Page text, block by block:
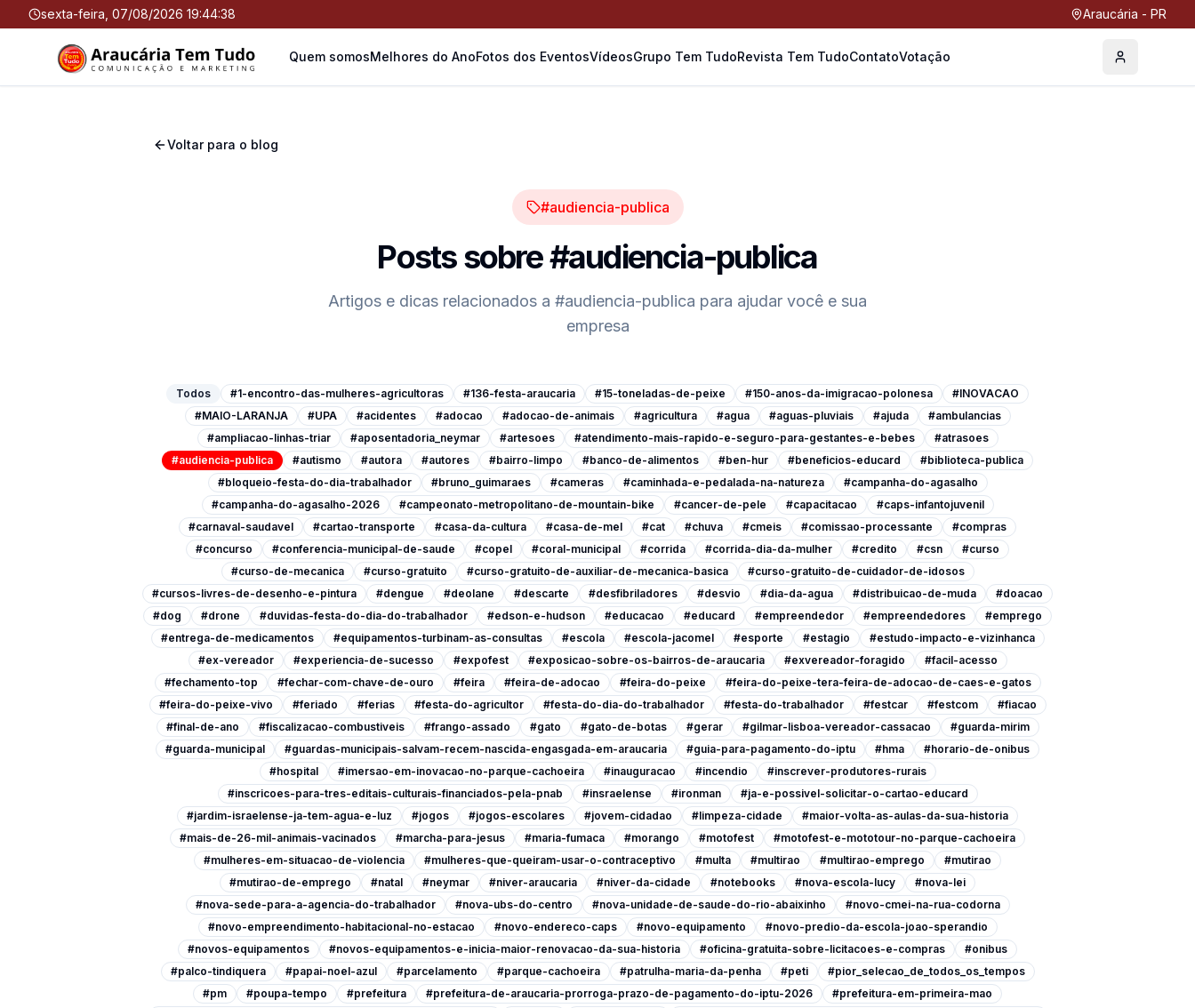
sexta-feira, 07/08/2026 19:44:39 Araucária - PR
Quem somosMelhores do AnoFotos dos EventosVídeosGrupo Tem TudoRevista Tem TudoContatoVotação Perfil
Voltar para o blog
#audiencia-publica
Posts sobre#audiencia-publica
Artigos e dicas relacionados a #audiencia-publica para ajudar você e sua
empresa
Todos #1-encontro-das-mulheres-agricultoras #136-festa-araucaria #15-toneladas-de-peixe #150-anos-da-imigracao-polonesa
#INOVACAO
#MAIO-LARANJA
#UPA #acidentes #adocao #adocao-de-animais #agricultura #agua #aguas-pluviais #ajuda
#ambulancias
#ampliacao-linhas-triar
#aposentadoria_neymar #artesoes #atendimento-mais-rapido-e-seguro-para-gestantes-e-bebes
#atrasoes
#audiencia-publica
#autismo #autora #autores #bairro-limpo #banco-de-alimentos #ben-hur #beneficios-educard
#biblioteca-publica
#bloqueio-festa-do-dia-trabalhador
#bruno_guimaraes #cameras #caminhada-e-pedalada-na-natureza
#campanha-do-agasalho
#campanha-do-agasalho-2026
#campeonato-metropolitano-de-mountain-bike #cancer-de-pele #capacitacao
#caps-infantojuvenil
#carnaval-saudavel
#cartao-transporte #casa-da-cultura #casa-de-mel #cat #chuva #cmeis #comissao-processante
#compras
#concurso
#conferencia-municipal-de-saude #copel #coral-municipal #corrida #corrida-dia-da-mulher #credito #csn
#curso
#curso-de-mecanica
#curso-gratuito #curso-gratuito-de-auxiliar-de-mecanica-basica
#curso-gratuito-de-cuidador-de-idosos
#cursos-livres-de-desenho-e-pintura
#dengue #deolane #descarte #desfibriladores #desvio #dia-da-agua #distribuicao-de-muda
#doacao
#dog
#drone #duvidas-festa-do-dia-do-trabalhador #edson-e-hudson #educacao #educard #empreendedor #empreendedores
#emprego
#entrega-de-medicamentos
#equipamentos-turbinam-as-consultas #escola #escola-jacomel #esporte #estagio
#estudo-impacto-e-vizinhanca
#ex-vereador
#experiencia-de-sucesso #expofest #exposicao-sobre-os-bairros-de-araucaria #exvereador-foragido
#facil-acesso
#fechamento-top
#fechar-com-chave-de-ouro #feira #feira-de-adocao #feira-do-peixe
#feira-do-peixe-tera-feira-de-adocao-de-caes-e-gatos
#feira-do-peixe-vivo
#feriado #ferias #festa-do-agricultor #festa-do-dia-do-trabalhador #festa-do-trabalhador #festcar #festcom
#fiacao
#final-de-ano
#fiscalizacao-combustiveis #frango-assado #gato #gato-de-botas #gerar #gilmar-lisboa-vereador-cassacao
#guarda-mirim
#guarda-municipal
#guardas-municipais-salvam-recem-nascida-engasgada-em-araucaria #guia-para-pagamento-do-iptu #hma
#horario-de-onibus
#hospital
#imersao-em-inovacao-no-parque-cachoeira #inauguracao #incendio
#inscrever-produtores-rurais
#inscricoes-para-tres-editais-culturais-financiados-pela-pnab
#insraelense #ironman
#ja-e-possivel-solicitar-o-cartao-educard
#jardim-israelense-ja-tem-agua-e-luz
#jogos #jogos-escolares #jovem-cidadao #limpeza-cidade
#maior-volta-as-aulas-da-sua-historia
#mais-de-26-mil-animais-vacinados
#marcha-para-jesus #maria-fumaca #morango #motofest
#motofest-e-mototour-no-parque-cachoeira
#mulheres-em-situacao-de-violencia
#mulheres-que-queiram-usar-o-contraceptivo #multa #multirao #multirao-emprego
#mutirao
#mutirao-de-emprego
#natal #neymar #niver-araucaria #niver-da-cidade #notebooks #nova-escola-lucy
#nova-lei
#nova-sede-para-a-agencia-do-trabalhador
#nova-ubs-do-centro #nova-unidade-de-saude-do-rio-abaixinho
#novo-cmei-na-rua-codorna
#novo-empreendimento-habitacional-no-estacao
#novo-endereco-caps #novo-equipamento
#novo-predio-da-escola-joao-sperandio
#novos-equipamentos
#novos-equipamentos-e-inicia-maior-renovacao-da-sua-historia #oficina-gratuita-sobre-licitacoes-e-compras
#onibus
#palco-tindiquera
#papai-noel-azul #parcelamento #parque-cachoeira #patrulha-maria-da-penha #peti
#pior_selecao_de_todos_os_tempos
#pm
#poupa-tempo #prefeitura #prefeitura-de-araucaria-prorroga-prazo-de-pagamento-do-iptu-2026
#prefeitura-em-primeira-mao